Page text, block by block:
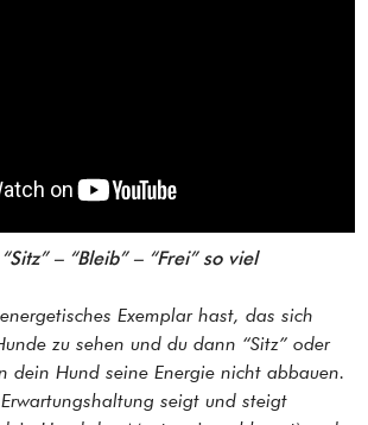
– “Bleib” – “Frei” so viel
Exemplar hast, das sich
zu sehen und du dann “Sitz” oder
dein Hund seine Energie nicht abbauen.
seigt und steigt